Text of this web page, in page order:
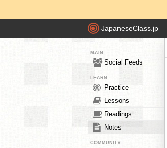
JapaneseClass.jp
MAIN
Social Feeds
LEARN
Practice
Lessons
Readings
Notes
COMMUNITY